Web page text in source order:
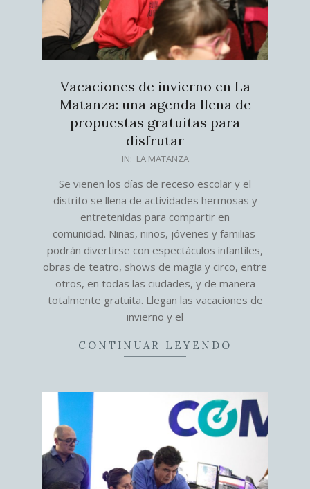
Vacaciones de invierno en La
Matanza: una agenda llena de
propuestas gratuitas para
disfrutar
IN: LA MATANZA
Se vienen los días de receso escolar y el
distrito se llena de actividades hermosas y
entretenidas para compartir en
comunidad. Niñas, niños, jóvenes y familias
podrán divertirse con espectáculos infantiles,
obras de teatro, shows de magia y circo, entre
otros, en todas las ciudades, y de manera
totalmente gratuita. Llegan las vacaciones de
invierno y el
CONTINUAR LEYENDO